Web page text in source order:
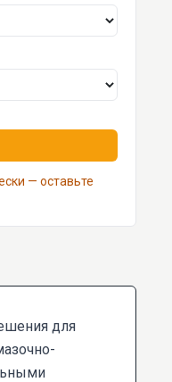
— оставьте
для